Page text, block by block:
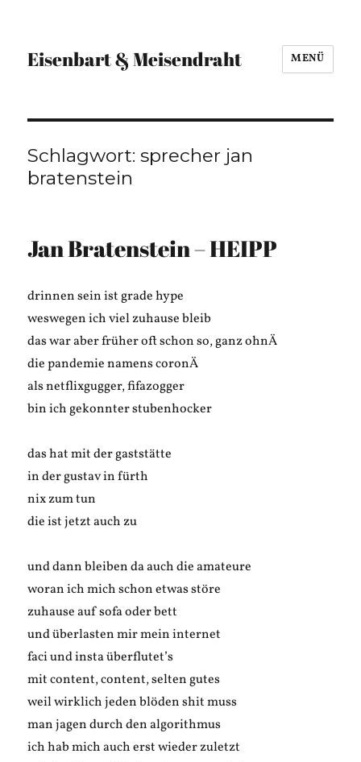
Eisenbart & Meisendraht MENÜ
Schlagwort:sprecher jan
bratenstein
Jan Bratenstein – HEIPP
drinnen sein ist grade hype
weswegen ich viel zuhause bleib
das war aber früher oft schon so, ganz ohnÄ
die pandemie namens coronÄ
als netflixgugger, fifazogger
bin ich gekonnter stubenhocker
das hat mit der gaststätte
in der gustav in fürth
nix zum tun
die ist jetzt auch zu
und dann bleiben da auch die amateure
woran ich mich schon etwas störe
zuhause auf sofa oder bett
und überlasten mir mein internet
faci und insta überflutet’s
mit content, content, selten gutes
weil wirklich jeden blöden shit muss
man jagen durch den algorithmus
ich hab mich auch erst wieder zuletzt